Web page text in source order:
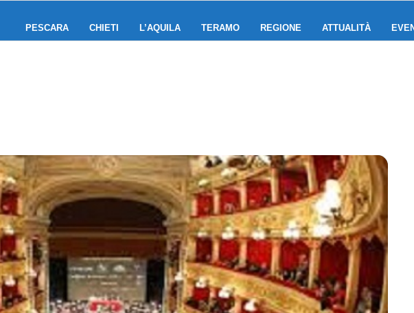
PESCARA CHIETI L’AQUILA TERAMO REGIONE ATTUALITÀ